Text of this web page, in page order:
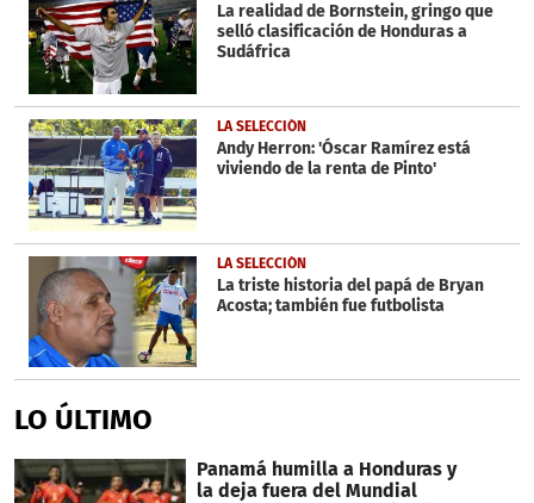
La realidad de Bornstein, gringo que
selló clasificación de Honduras a
Sudáfrica
LA SELECCIÓN
Andy Herron: 'Óscar Ramírez está
viviendo de la renta de Pinto'
LA SELECCIÓN
La triste historia del papá de Bryan
Acosta; también fue futbolista
LO ÚLTIMO
Panamá humilla a Honduras y
la deja fuera del Mundial